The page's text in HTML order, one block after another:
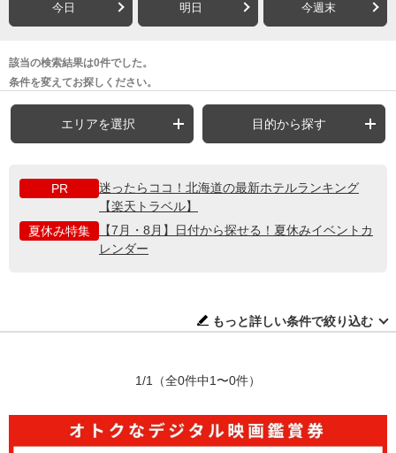
今日 明日 今週末
該当の検索結果は0件でした。
条件を変えてお探しください。
エリアを選択 目的から探す
PR
迷ったらココ！北海道の最新ホテルランキング
【楽天トラベル】
夏休み特集
【7月・8月】日付から探せる！夏休みイベントカ
レンダー
もっと詳しい条件で絞り込む
1/1 （全0件中1〜0件）